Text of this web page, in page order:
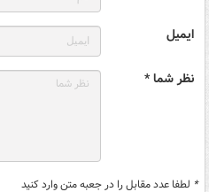
ایمیل
نظر شما *
* لطفا عدد مقابل را در جعبه متن وارد کنید